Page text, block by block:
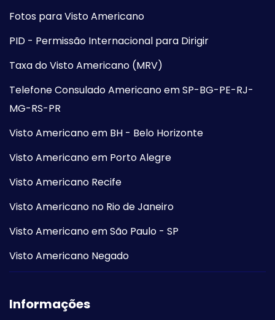
Fotos para Visto Americano
PID - Permissão Internacional para Dirigir
Taxa do Visto Americano (MRV)
Telefone Consulado Americano em SP-BG-PE-RJ-
MG-RS-PR
Visto Americano em BH - Belo Horizonte
Visto Americano em Porto Alegre
Visto Americano Recife
Visto Americano no Rio de Janeiro
Visto Americano em São Paulo - SP
Visto Americano Negado
Informações